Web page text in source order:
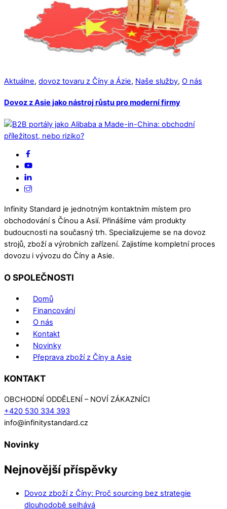
Aktuálne, dovoz tovaru z Číny a Ázie, Naše služby, O nás
Dovoz z Asie jako nástroj růstu pro moderní firmy
Infinity Standard je jednotným kontaktním místem pro
obchodování s Čínou a Asií. Přinášíme vám produkty
budoucnosti na současný trh. Specializujeme se na dovoz
strojů, zboží a výrobních zařízení. Zajistíme kompletní proces
dovozu i vývozu do Číny a Asie.
O SPOLEČNOSTI
Domů
Financování
O nás
Kontakt
Novinky
Přeprava zboží z Číny a Asie
KONTAKT
OBCHODNÍ ODDĚLENÍ – NOVÍ ZÁKAZNÍCI
+420 530 334 393
info@infinitystandard.cz
Novinky
Nejnovější příspěvky
Dovoz zboží z Číny: Proč sourcing bez strategie
dlouhodobě selhává